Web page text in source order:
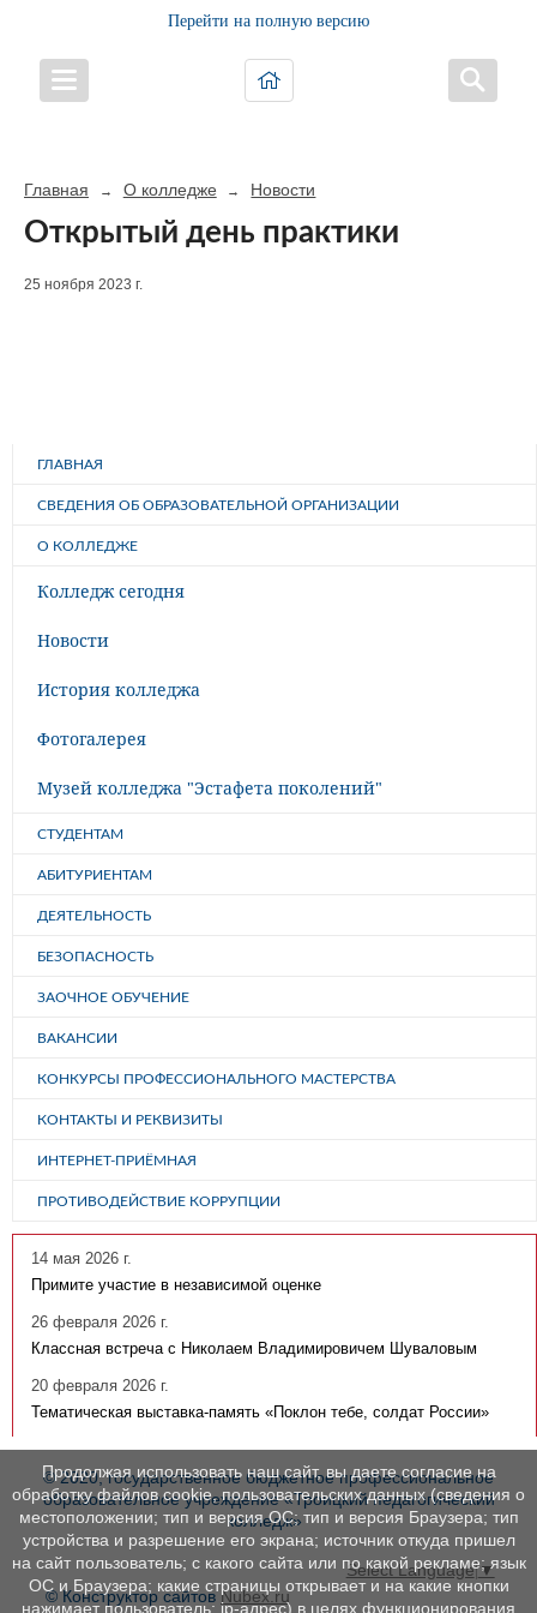
Перейти на полную версию
Главная → О колледже → Новости
Открытый день практики
25 ноября 2023 г.
ГЛАВНАЯ
СВЕДЕНИЯ ОБ ОБРАЗОВАТЕЛЬНОЙ ОРГАНИЗАЦИИ
О КОЛЛЕДЖЕ
Колледж сегодня
Новости
История колледжа
Фотогалерея
Музей колледжа "Эстафета поколений"
СТУДЕНТАМ
АБИТУРИЕНТАМ
ДЕЯТЕЛЬНОСТЬ
БЕЗОПАСНОСТЬ
ЗАОЧНОЕ ОБУЧЕНИЕ
ВАКАНСИИ
КОНКУРСЫ ПРОФЕССИОНАЛЬНОГО МАСТЕРСТВА
КОНТАКТЫ И РЕКВИЗИТЫ
ИНТЕРНЕТ-ПРИЁМНАЯ
ПРОТИВОДЕЙСТВИЕ КОРРУПЦИИ
14 мая 2026 г.
Примите участие в независимой оценке
26 февраля 2026 г.
Классная встреча с Николаем Владимировичем Шуваловым
20 февраля 2026 г.
Тематическая выставка-память «Поклон тебе, солдат России»
© 2020, государственное бюджетное профессиональное
образовательное учреждение «Троицкий педагогический
колледж»
Select Language▼
© Конструктор сайтовNubex.ru
Продолжая использовать наш сайт, вы даете согласие на
обработку файлов cookie, пользовательских данных (сведения о
местоположении; тип и версия ОС; тип и версия Браузера; тип
устройства и разрешение его экрана; источник откуда пришел
на сайт пользователь; с какого сайта или по какой рекламе; язык
ОС и Браузера; какие страницы открывает и на какие кнопки
нажимает пользователь; ip-адрес) в целях функционирования